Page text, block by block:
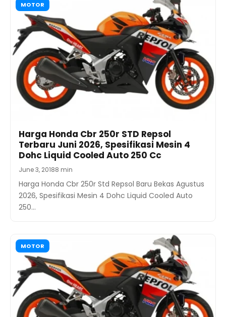
MOTOR
Harga Honda Cbr 250r STD Repsol
Terbaru Juni 2026, Spesifikasi Mesin 4
Dohc Liquid Cooled Auto 250 Cc
June 3, 20188 min
Harga Honda Cbr 250r Std Repsol Baru Bekas Agustus
2026, Spesifikasi Mesin 4 Dohc Liquid Cooled Auto
250…
MOTOR